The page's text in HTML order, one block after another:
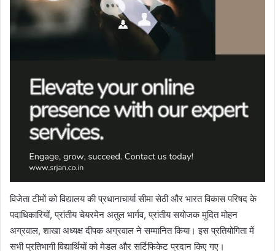
विजेता टीमों को विद्यालय की प्रधानाचार्या सीमा सेठी और भारत विकास परिषद के
पदाधिकारियों, प्रांतीय चेयरमेन अतुल भार्गव, प्रांतीय सयोजक मुदित मोहन
अग्रवाल, शाखा अध्यक्ष दीपक अग्रवाल ने सम्मानित किया। इस प्रतियोगिता में
सभी प्रतिभागी विद्यार्थियों को मेडल और सर्टिफिकेट प्रदान किए गए।